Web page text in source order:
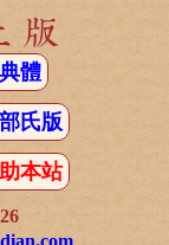
版
體
氏版
本站